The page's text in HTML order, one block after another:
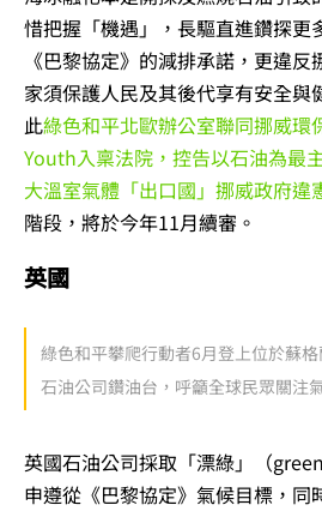
惜把握「機遇」，長驅直進鑽探更
《巴黎協定》的減排承諾，更違
家須保護人民及其後代享有安全與
此綠色和平北歐辦公室聯同挪威
Youth入稟法院，控告以石油為最
大溫室氣體「出口國」挪威政府違
階段，將於今年11月續審。
英國
綠色和平攀爬行動者6月登上位於蘇
石油公司鑽油台，呼籲全球民眾關注
英國石油公司採取「漂綠」（
申遵從《巴黎協定》氣候目標，同